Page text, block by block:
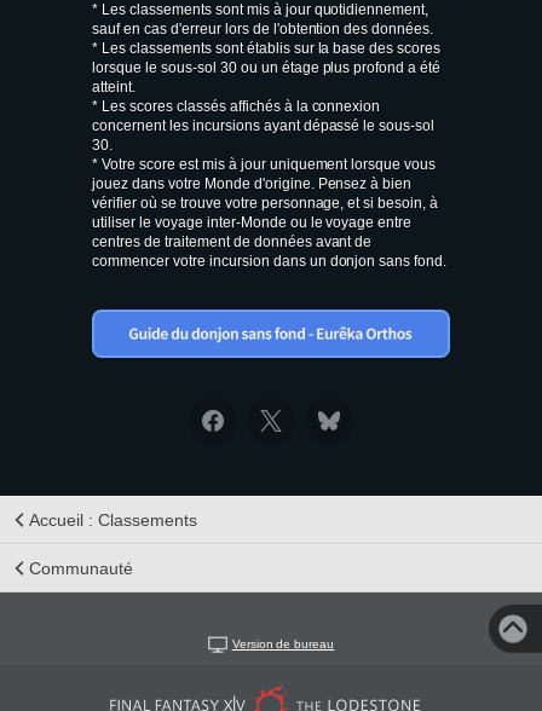
* Les classements sont mis à jour quotidiennement,
sauf en cas d'erreur lors de l'obtention des données.
* Les classements sont établis sur la base des scores
lorsque le sous-sol 30 ou un étage plus profond a été
atteint.
* Les scores classés affichés à la connexion
concernent les incursions ayant dépassé le sous-sol
30.
* Votre score est mis à jour uniquement lorsque vous
jouez dans votre Monde d'origine. Pensez à bien
vérifier où se trouve votre personnage, et si besoin, à
utiliser le voyage inter-Monde ou le voyage entre
centres de traitement de données avant de
commencer votre incursion dans un donjon sans fond.
Accueil : Classements
Communauté
Version de bureau